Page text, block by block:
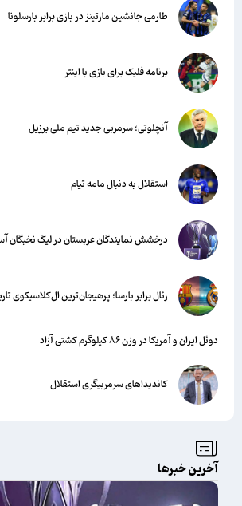
طارمی جانشین مارتینز در بازی برابر بارسلونا
برنامه فلیک برای بازی با اینتر
آنچلوتی؛ سرمربی جدید تیم ملی برزیل
استقلال به دنبال مامه تیام
درخشش نمایندگان عربستان در لیگ نخبگان آسیا
رئال برابر بارسا؛ پرهیجان‌‌ترین ال‌کلاسیکوی تاریخ
دوئل ایران و آمریکا در وزن ۸۶ کیلوگرم کشتی آزاد
کاندیداهای سرمربیگری استقلال
آخرین خبرها